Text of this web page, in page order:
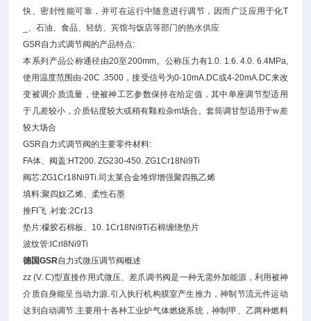
快、密封性能可靠，并可在运行中随意进行调节，因而广泛应用于化T
_、石油、食品、轻纺、宾馆与饭店等部门的热水供应
GSR自力式调节阀的产品特点:
本系列产品公称通径由20至200mm。公称压力有1.0. 1.6. 4.0. 6.4MPa,
使用温度范围由-20C .3500，接受信号为0-10mA.DC或4-20mA.DC来改
变被调介质流量，使被神工艺参数保持在给定值，其中单座调节型适用
于几差较小，介质钻度较大或稍有颗粒杂m场合。套筒调甘型适用于w差
较大场合
GSR自力式调节阀的主要零件材料:
FA体、阀盖:HT200. ZG230-450. ZG1Cr18Ni9Ti
阀芯:ZG1Cr18Ni9Ti.司太莱合金堆焊增强聚四氛乙烯
填料:聚四奴乙烯、柔性石墨
推FI飞 .衬套:2Cr13
垫片:檬胶石棉板、10. 1Cr18Ni9Ti石棉缠绕垫片
波纹管:lCrl8Ni9Ti
德国GSR自力式微压调节阀概述
zz (V. C)型直接作用式微压、差爪调书阀是一种无需外加能源，利用被神
介质自身能呈当动力源.引入执行机构膜室产生推力，神制节流元件运动
达到自动调节.主要用十各种工业炉气体燃烧系统，神制甲、乙两种燃料